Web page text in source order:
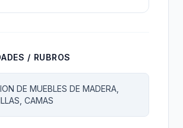
/ RUBROS
DE MUEBLES DE MADERA,
CAMAS